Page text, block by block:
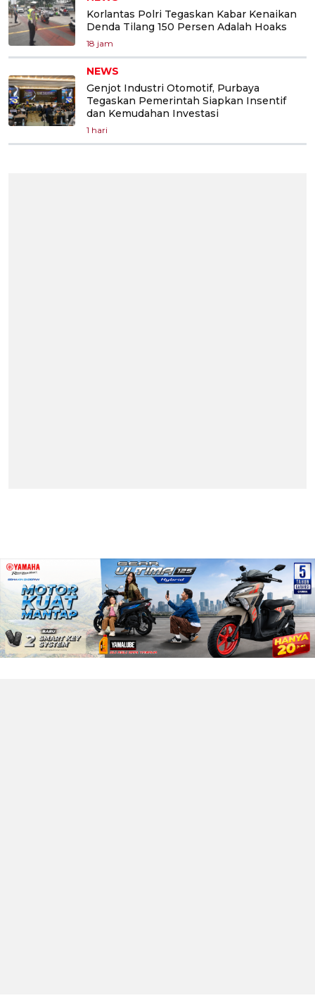
Korlantas Polri Tegaskan Kabar Kenaikan
Denda Tilang 150 Persen Adalah Hoaks
18 jam
NEWS
Genjot Industri Otomotif, Purbaya
Tegaskan Pemerintah Siapkan Insentif
dan Kemudahan Investasi
1 hari